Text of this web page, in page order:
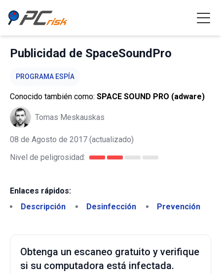
Publicidad de SpaceSoundPro
PROGRAMA ESPÍA
Conocido también como: SPACE SOUND PRO (adware)
Tomas Meskauskas
08 de Agosto de 2017 (actualizado)
Nivel de peligrosidad:
Enlaces rápidos:
Descripción
Desinfección Prevención
Obtenga un escaneo gratuito y verifique
si su computadora está infectada.